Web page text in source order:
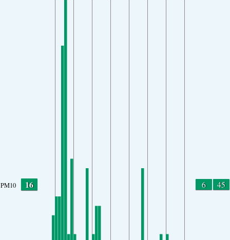
PM10 16 6 45